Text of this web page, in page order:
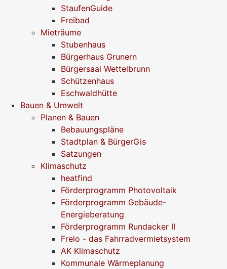
StaufenGuide
Freibad
Mieträume
Stubenhaus
Bürgerhaus Grunern
Bürgersaal Wettelbrunn
Schützenhaus
Eschwaldhütte
Bauen & Umwelt
Planen & Bauen
Bebauungspläne
Stadtplan & BürgerGis
Satzungen
Klimaschutz
heatfind
Förderprogramm Photovoltaik
Förderprogramm Gebäude-
Energieberatung
Förderprogramm Rundacker II
Frelo - das Fahrradvermietsystem
AK Klimaschutz
Kommunale Wärmeplanung